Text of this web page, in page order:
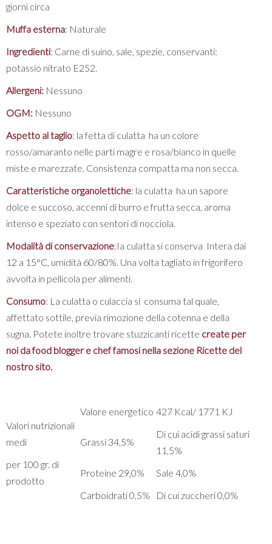
giorni circa
Muffa esterna: Naturale
Ingredienti: Carne di suino, sale, spezie, conservanti:
potassio nitrato E252.
Allergeni: Nessuno
OGM: Nessuno
Aspetto al taglio: la fetta di culatta ha un colore
rosso/amaranto nelle parti magre e rosa/bianco in quelle
miste e marezzate. Consistenza compatta ma non secca.
Caratteristiche organolettiche: la culatta ha un sapore
dolce e succoso, accenni di burro e frutta secca, aroma
intenso e speziato con sentori di nocciola.
Modalità di conservazione:Ia culatta si conserva Intera dai
12 a 15°C, umidità 60/80%. Una volta tagliato in frigorifero
avvolta in pellicola per alimenti.
Consumo: La culatta o culaccia si consuma tal quale,
affettato sottile, previa rimozione della cotenna e della
sugna. Potete inoltre trovare stuzzicanti ricette create per
noi da food blogger e chef famosi nella sezione Ricette del
nostro sito.
Valori nutrizionali
medi
per 100 gr. di
prodotto
Valore energetico 427 Kcal/ 1771 KJ
Grassi 34,5%
Di cui acidi grassi saturi
11,5%
Proteine 29,0%
Sale 4,0%
Carboidrati 0,5%
Di cui zuccheri 0,0%